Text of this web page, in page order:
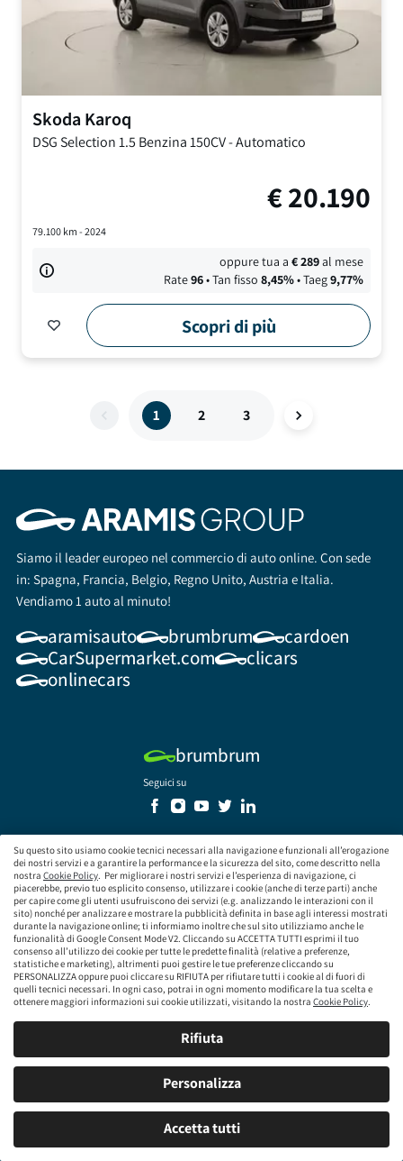
Su questo sito usiamo cookie tecnici necessari alla navigazione e funzionali all’erogazione
dei nostri servizi e a garantire la performance e la sicurezza del sito, come descritto nella
nostra Cookie Policy. Per migliorare i nostri servizi e l’esperienza di navigazione, ci
piacerebbe, previo tuo esplicito consenso, utilizzare i cookie (anche di terze parti) anche
per capire come gli utenti usufruiscono dei servizi (e.g. analizzando le interazioni con il
sito) nonché per analizzare e mostrare la pubblicità definita in base agli interessi mostrati
durante la navigazione online; ti informiamo inoltre che sul sito utilizziamo anche le
funzionalità di Google Consent Mode V2. Cliccando su ACCETTA TUTTI esprimi il tuo
consenso all’utilizzo dei cookie per tutte le predette finalità (relative a preferenze,
statistiche e marketing), altrimenti puoi gestire le tue preferenze cliccando su
PERSONALIZZA oppure puoi cliccare su RIFIUTA per rifiutare tutti i cookie al di fuori di
quelli tecnici necessari. In ogni caso, potrai in ogni momento modificare la tua scelta e
ottenere maggiori informazioni sui cookie utilizzati, visitando la nostra Cookie Policy.
Rifiuta
Personalizza
Accetta tutti
Skoda Karoq
DSG Selection1.5 Benzina 150CV-Automatico
€20.190
79.100km - 2024
oppure tua a€289al mese
Rate96• Tan fisso 8,45%• Taeg9,77%
Scopri di più
1 2 3
Siamo il leader europeo nel commercio di auto online. Con sede
in: Spagna, Francia, Belgio, Regno Unito, Austria e Italia.
Vendiamo 1 auto al minuto!
aramisauto brumbrum
cardoen
CarSupermarket.com
clicars
onlinecars
brumbrum
Seguici su
Le nostre auto usate
A proposito di noi
Aiuto e supporto
Factory brumbrum di Reggio Emilia
Via Enzo Lazzaretti, 8/A, 42122 Reggio nell'Emilia RE, Italia